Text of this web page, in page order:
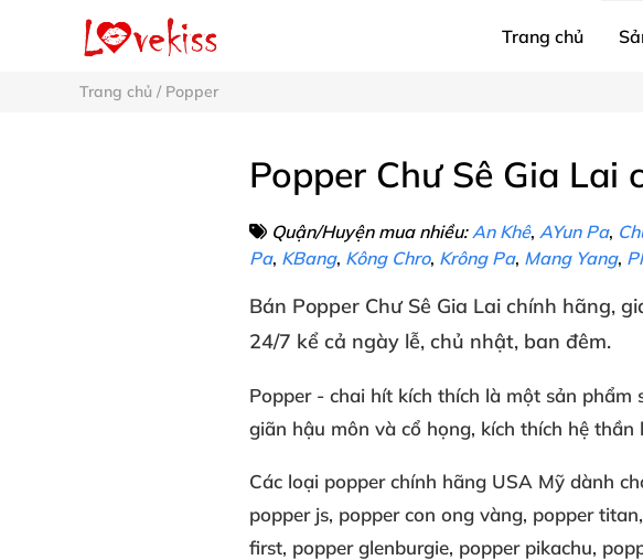
Trang chủ
Trang chủ / Popper
Popper Chư Sê Gia Lai
Quận/Huyện mua nhiều: An Khê, AYun Pa,
Pa, KBang, Kông Chro, Krông Pa, Mang Yang,
Bán PopperChư Sê Gia Laichính hãng,
24/7 kể cả ngày lễ, chủ nhật, ban đêm.
Popper- chai hít kích thích là một sản phẩm
giãn hậu môn và cổ họng, kích thích hệ thần
Các loại popper chính hãng USA Mỹdành
popper js, popper con ong vàng, popper titan
first, popper glenburgie, popper pikachu,